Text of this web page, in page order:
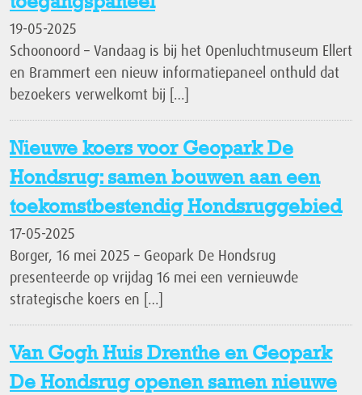
19-05-2025
Schoonoord – Vandaag is bij het Openluchtmuseum Ellert
en Brammert een nieuw informatiepaneel onthuld dat
bezoekers verwelkomt bij […]
Nieuwe koers voor Geopark De
Hondsrug: samen bouwen aan een
toekomstbestendig Hondsruggebied
17-05-2025
Borger, 16 mei 2025 – Geopark De Hondsrug
presenteerde op vrijdag 16 mei een vernieuwde
strategische koers en […]
Van Gogh Huis Drenthe en Geopark
De Hondsrug openen samen nieuwe